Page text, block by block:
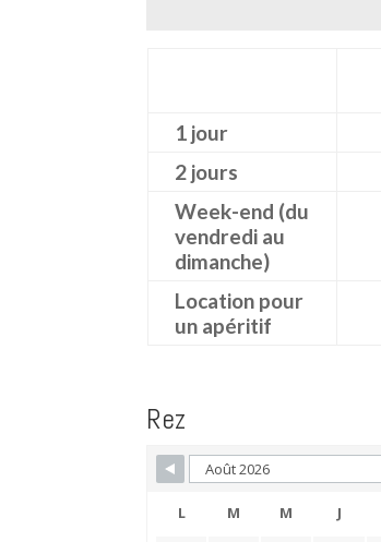
1 jour
2 jours
Week-end (du
vendredi au
dimanche)
Location pour
un apéritif
Rez
L M M J